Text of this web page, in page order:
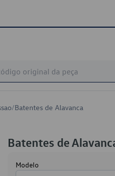
/Batentes de Alavanca
Batentes de
Modelo